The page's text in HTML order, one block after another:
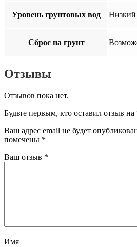
Уровень грунтовых вод Низкий
Сброс на грунт
Отзывы
Отзывов пока нет.
Будьте первым, кто оставил отзыв
Ваш адрес email не будет
помечены *
Ваш отзыв *
Имя